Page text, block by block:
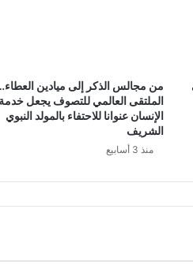
من مجالس الذكر إلى ميادين
الملتقى العالمي للتصوف يجعل خدمة
الإنسان عنوانا للاحتفاء بالمولد النبوي
الشريف
منذ 3 أسابيع